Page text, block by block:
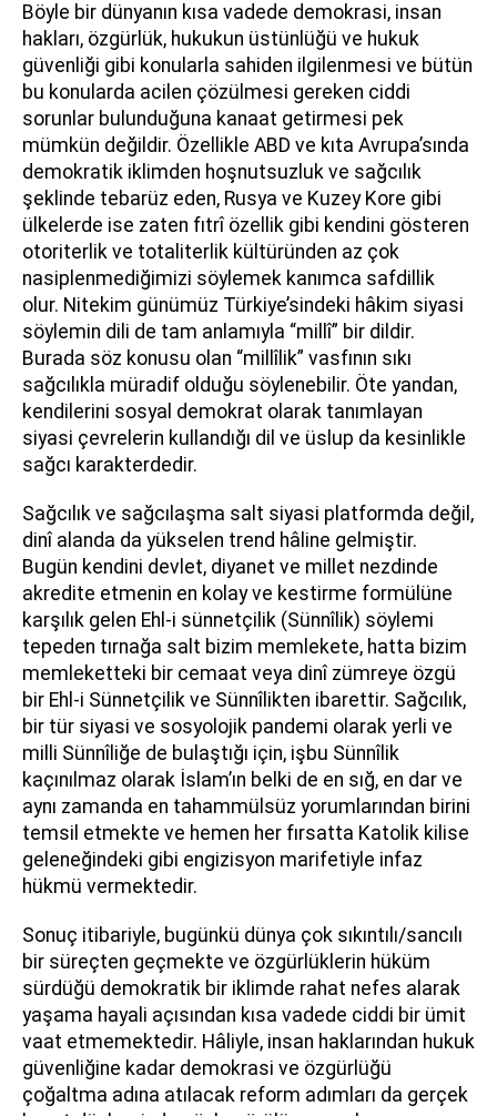
Böyle bir dünyanın kısa vadede demokrasi, insan
hakları, özgürlük, hukukun üstünlüğü ve hukuk
güvenliği gibi konularla sahiden ilgilenmesi ve bütün
bu konularda acilen çözülmesi gereken ciddi
sorunlar bulunduğuna kanaat getirmesi pek
mümkün değildir. Özellikle ABD ve kıta Avrupa’sında
demokratik iklimden hoşnutsuzluk ve sağcılık
şeklinde tebarüz eden, Rusya ve Kuzey Kore gibi
ülkelerde ise zaten fıtrî özellik gibi kendini gösteren
otoriterlik ve totaliterlik kültüründen az çok
nasiplenmediğimizi söylemek kanımca safdillik
olur. Nitekim günümüz Türkiye’sindeki hâkim siyasi
söylemin dili de tam anlamıyla “millî” bir dildir.
Burada söz konusu olan “millîlik” vasfının sıkı
sağcılıkla müradif olduğu söylenebilir. Öte yandan,
kendilerini sosyal demokrat olarak tanımlayan
siyasi çevrelerin kullandığı dil ve üslup da kesinlikle
sağcı karakterdedir.
Sağcılık ve sağcılaşma salt siyasi platformda değil,
dinî alanda da yükselen trend hâline gelmiştir.
Bugün kendini devlet, diyanet ve millet nezdinde
akredite etmenin en kolay ve kestirme formülüne
karşılık gelen Ehl-i sünnetçilik (Sünnîlik) söylemi
tepeden tırnağa salt bizim memlekete, hatta bizim
memleketteki bir cemaat veya dinî zümreye özgü
bir Ehl-i Sünnetçilik ve Sünnîlikten ibarettir. Sağcılık,
bir tür siyasi ve sosyolojik pandemi olarak yerli ve
milli Sünnîliğe de bulaştığı için, işbu Sünnîlik
kaçınılmaz olarak İslam’ın belki de en sığ, en dar ve
aynı zamanda en tahammülsüz yorumlarından birini
temsil etmekte ve hemen her fırsatta Katolik kilise
geleneğindeki gibi engizisyon marifetiyle infaz
hükmü vermektedir.
Sonuç itibariyle, bugünkü dünya çok sıkıntılı/sancılı
bir süreçten geçmekte ve özgürlüklerin hüküm
sürdüğü demokratik bir iklimde rahat nefes alarak
yaşama hayali açısından kısa vadede ciddi bir ümit
vaat etmemektedir. Hâliyle, insan haklarından hukuk
güvenliğine kadar demokrasi ve özgürlüğü
çoğaltma adına atılacak reform adımları da gerçek